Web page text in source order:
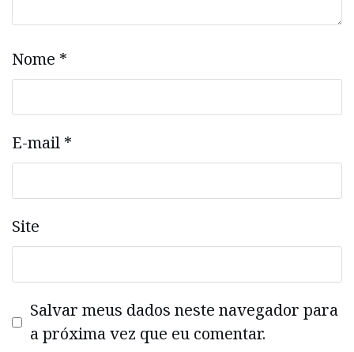
Nome *
E-mail *
Site
Salvar meus dados neste navegador para
a próxima vez que eu comentar.